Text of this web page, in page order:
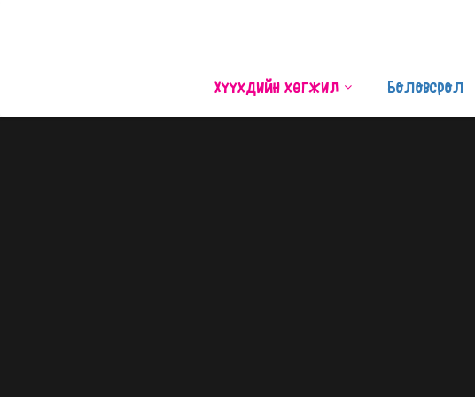
Хүүхдийн хөгжил Боловсрол